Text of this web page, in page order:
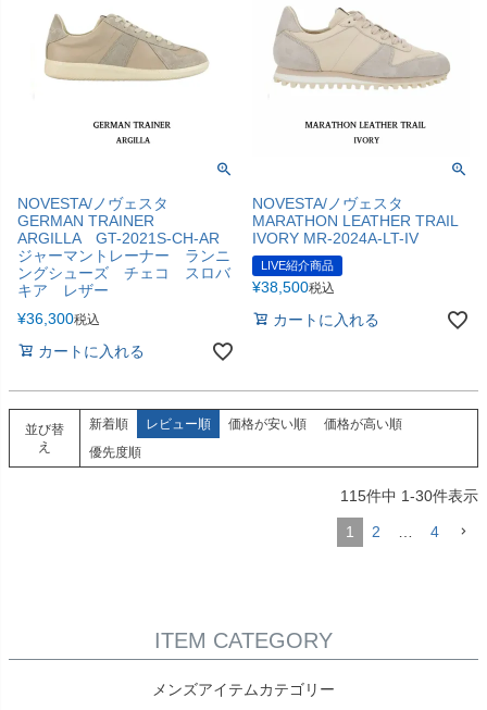
NOVESTA/ノヴェスタ
GERMAN TRAINER
ARGILLA GT-2021S-CH-AR
ジャーマントレーナー ランニ
ングシューズ チェコ スロバ
キア レザー
¥36,300税込
カートに入れる
NOVESTA/ノヴェスタ
MARATHON LEATHER TRAIL
IVORY MR-2024A-LT-IV
LIVE紹介商品
¥38,500税込
カートに入れる
並び替
え
新着順 レビュー順 価格が安い順
価格が高い順
優先度順
115件中 1-30件表示
1 2 4
ITEM CATEGORY
メンズアイテムカテゴリー